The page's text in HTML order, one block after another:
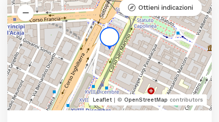
Leaflet | © OpenStreetMap contributors
Ottieni indicazioni